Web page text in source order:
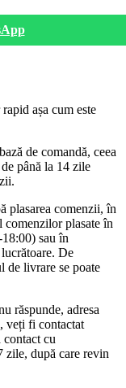
așa cum este
de comandă, ceea
până la 14 zile
plasarea comenzii, în
plasate în
sau în
De
de livrare se poate
răspunde, adresa
veți fi contactat
contact cu
zile, după care revin